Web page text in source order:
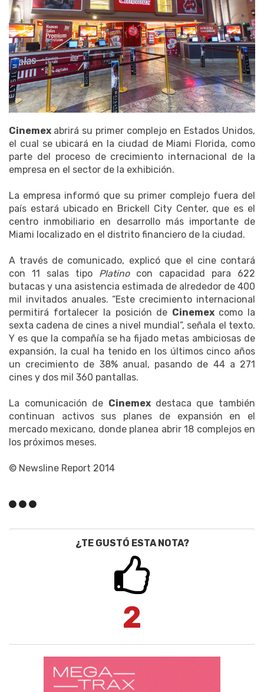
Cinemex abrirá su primer complejo en Estados Unidos,
el cual se ubicará en la ciudad de Miami Florida, como
parte del proceso de crecimiento internacional de la
empresa en el sector de la exhibición.
La empresa informó que su primer complejo fuera del
país estará ubicado en Brickell City Center, que es el
centro inmobiliario en desarrollo más importante de
Miami localizado en el distrito financiero de la ciudad.
A través de comunicado, explicó que el cine contará
con 11 salas tipo Platino con capacidad para 622
butacas y una asistencia estimada de alrededor de 400
mil invitados anuales. “Este crecimiento internacional
permitirá fortalecer la posición de Cinemex como la
sexta cadena de cines a nivel mundial”, señala el texto.
Y es que la compañía se ha fijado metas ambiciosas de
expansión, la cual ha tenido en los últimos cinco años
un crecimiento de 38% anual, pasando de 44 a 271
cines y dos mil 360 pantallas.
La comunicación de Cinemex destaca que también
continuan activos sus planes de expansión en el
mercado mexicano, donde planea abrir 18 complejos en
los próximos meses.
© Newsline Report 2014
¿TE GUSTÓ ESTA NOTA?
2